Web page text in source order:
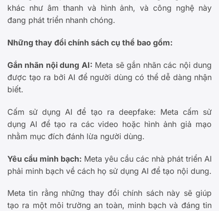
khác như âm thanh và hình ảnh, và công nghệ này
đang phát triển nhanh chóng.
Những thay đổi chính sách cụ thể bao gồm:
Gắn nhãn nội dung AI: Meta sẽ gắn nhãn các nội dung
được tạo ra bởi AI để người dùng có thể dễ dàng nhận
biết.
Cấm sử dụng AI để tạo ra deepfake: Meta cấm sử
dụng AI để tạo ra các video hoặc hình ảnh giả mạo
nhằm mục đích đánh lừa người dùng.
Yêu cầu minh bạch: Meta yêu cầu các nhà phát triển AI
phải minh bạch về cách họ sử dụng AI để tạo nội dung.
Meta tin rằng những thay đổi chính sách này sẽ giúp
tạo ra một môi trường an toàn, minh bạch và đáng tin